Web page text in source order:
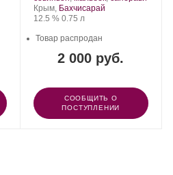
de
la
винограда:
Регион:
Крым, Бахчисарай
Крепость
12.5 %. Объем
0.75 л
2 000 руб.
Товар распродан
СООБЩИТЬ О
ПОСТУПЛЕНИИ